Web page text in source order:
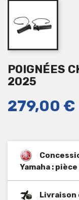
POIGNÉES
2025
279,00 €
Yamaha :
Livraison